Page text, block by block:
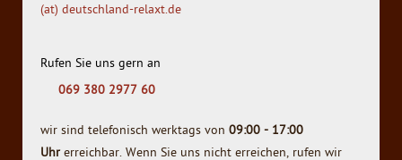
(at) deutschland-relaxt.de
Rufen Sie uns gern an
069 380 2977 60
wir sind telefonisch werktags von 09:00 - 17:00
Uhrerreichbar. Wenn Sie uns nicht erreichen, rufen wir